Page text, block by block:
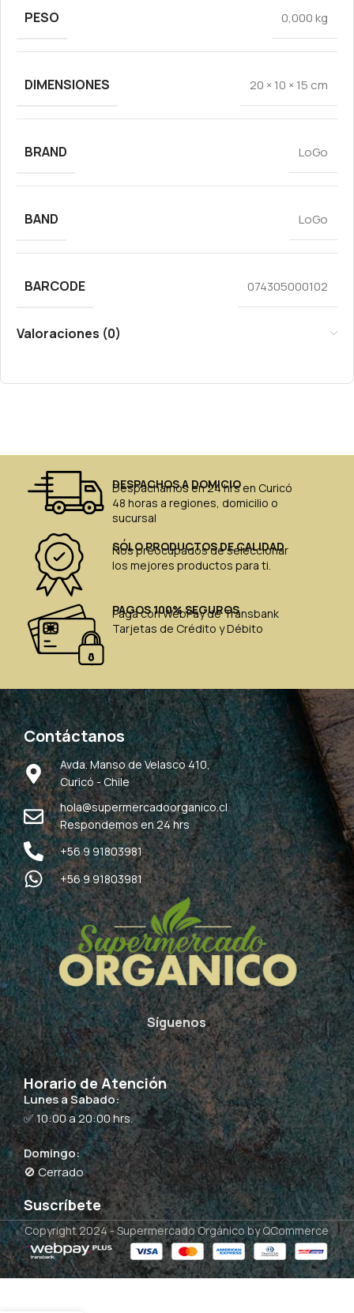
PESO
0,000 kg
DIMENSIONES 20 × 10 × 15 cm
BRAND LoGo
BAND LoGo
BARCODE 074305000102
Valoraciones (0)
DESPACHOS A DOMICIO
Despachamos en 24 hrs en Curicó
48 horas a regiones, domicilio o
sucursal
SÓLO PRODUCTOS DE CALIDAD
Nos preocupados de seleccionar
los mejores productos para ti.
PAGOS 100% SEGUROS
Paga con WebPay de Transbank
Tarjetas de Crédito y Débito
Contáctanos
Avda. Manso de Velasco 410,
Curicó - Chile
hola@supermercadoorganico.cl
Respondemos en 24 hrs
+56 9 91803981
+56 9 91803981
Síguenos
Horario de Atención
Lunes a Sabado:
✅ 10:00 a 20:00 hrs.
Domingo:
🚫 Cerrado
Suscríbete
Copyright 2024 -Supermercado Orgánico by QCommerce